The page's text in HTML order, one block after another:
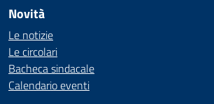
Novità
Le notizie
Le circolari
Bacheca sindacale
Calendario eventi